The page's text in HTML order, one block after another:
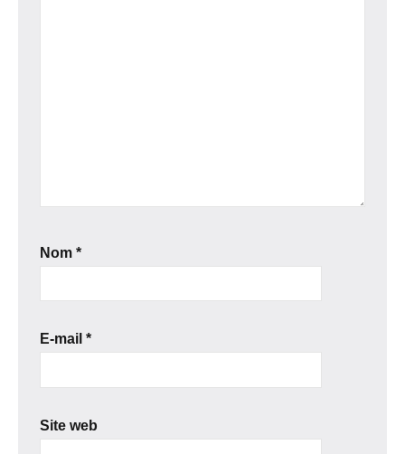
Nom *
E-mail *
Site web